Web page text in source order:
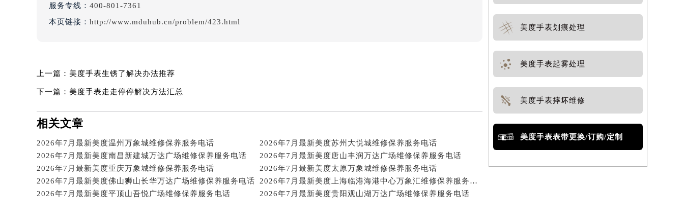
服务专线： 400-801-7361
本页链接： http://www.mduhub.cn/problem/423.html
上一篇： 美度手表生锈了解决办法推荐
下一篇： 美度手表走走停停解决方法汇总
相关文章
2026年7月最新美度温州万象城维修保养服务电话
2026年7月最新美度苏州大悦城维修保养服务电话
2026年7月最新美度南昌新建城万达广场维修保养服务电话
2026年7月最新美度唐山丰润万达广场维修保养服务电话
2026年7月最新美度重庆万象城维修保养服务电话
2026年7月最新美度太原万象城维修保养服务电话
2026年7月最新美度佛山狮山长华万达广场维修保养服务电话
2026年7月最新美度上海临港海港中心万象汇维修保养服务电话
2026年7月最新美度平顶山吾悦广场维修保养服务电话
2026年7月最新美度贵阳观山湖万达广场维修保养服务电话
美度手表划痕处理
美度手表起雾处理
美度手表摔坏维修
美度手表表带更换/订购/定制